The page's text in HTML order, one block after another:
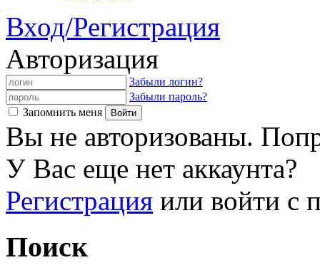
Вход/Регистрация
Авторизация
Забыли логин?
Забыли пароль?
Запомнить меня
Вы не авторизованы.
У Вас еще нет аккаунта?
Регистрация или войти с
Поиск